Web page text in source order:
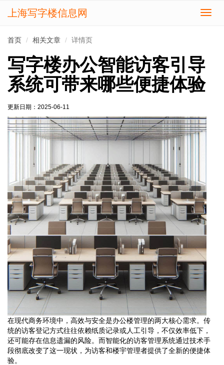
切
上海写字楼信息网
首页 相关文章 详情页
写字楼办公智能访客引导
系统可带来哪些便捷体验
更新日期： 2025-06-11
在现代商务环境中，高效与安全是办公楼管理的两大核心需求。传
统的访客登记方式往往依赖纸质记录或人工引导，不仅效率低下，
还可能存在信息遗漏的风险。而智能化的访客管理系统通过技术手
段彻底改变了这一现状，为访客和楼宇管理者提供了全新的便捷体
验。